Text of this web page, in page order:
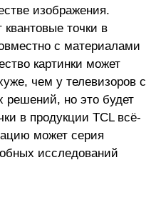
изображения.
точки в
с материалами
картинки может
чем у телевизоров с
решений, но это будет
в продукции TCL всё-
может серия
исследований